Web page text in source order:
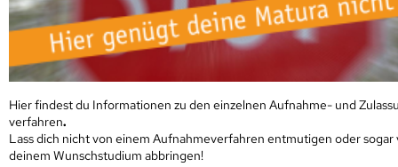
Hier findest du Informationen zu den einzelnen Aufnahme- und
verfahren.
Lass dich nicht von einem Aufnahmeverfahren entmutigen oder sogar
deinem Wunschstudium abbringen!